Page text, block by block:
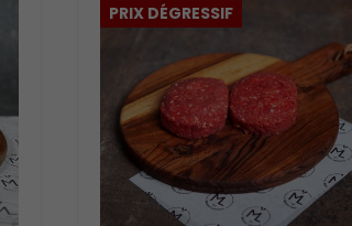
PRIX DÉGRESSIF